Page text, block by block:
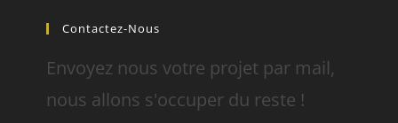
Contactez-Nous
Envoyez nous votre projet par mail,
nous allons s'occuper du reste !